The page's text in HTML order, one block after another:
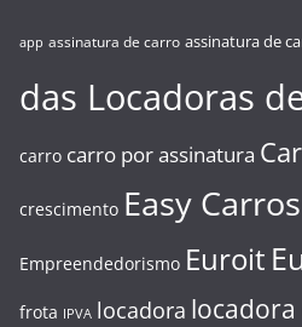
app assinatura de carro assinatura de
das Locadoras
carro carro por assinatura
crescimento Easy Carros
Empreendedorismo Euroit
frota IPVA locadora locadora